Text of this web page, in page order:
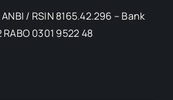
/ RSIN 8165.42.296 – Bank
RABO 0301 9522 48